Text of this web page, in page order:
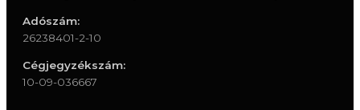
Adószám:
26238401-2-10
Cégjegyzékszám:
10-09-036667